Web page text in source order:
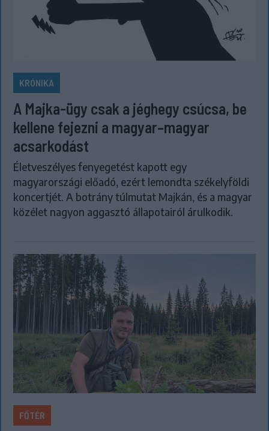
KRÓNIKA
A Majka-ügy csak a jéghegy csúcsa, be
kellene fejezni a magyar–magyar
acsarkodást
Életveszélyes fenyegetést kapott egy
magyarországi előadó, ezért lemondta székelyföldi
koncertjét. A botrány túlmutat Majkán, és a magyar
közélet nagyon aggasztó állapotairól árulkodik.
FŐTÉR